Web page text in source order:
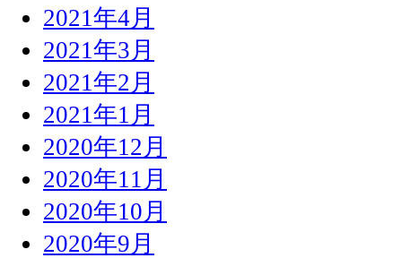
2021年4月
2021年3月
2021年2月
2021年1月
2020年12月
2020年11月
2020年10月
2020年9月